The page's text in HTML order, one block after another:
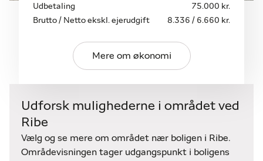
Denne lejlighed er det perfekte valg for dig, der
bekvemmelighed og kultur i en af Danmarks mest
charmerende byer.
Velkommen til..!
Udbetaling
75.000 kr.
Brutto / Netto ekskl. ejerudgift
8.336 / 6.660 kr.
Mere om økonomi
Udforsk mulighederne i området ved
Ribe
Vælg og se mere om området nær boligen i Ribe.
Områdevisningen tager udgangspunkt i boligens